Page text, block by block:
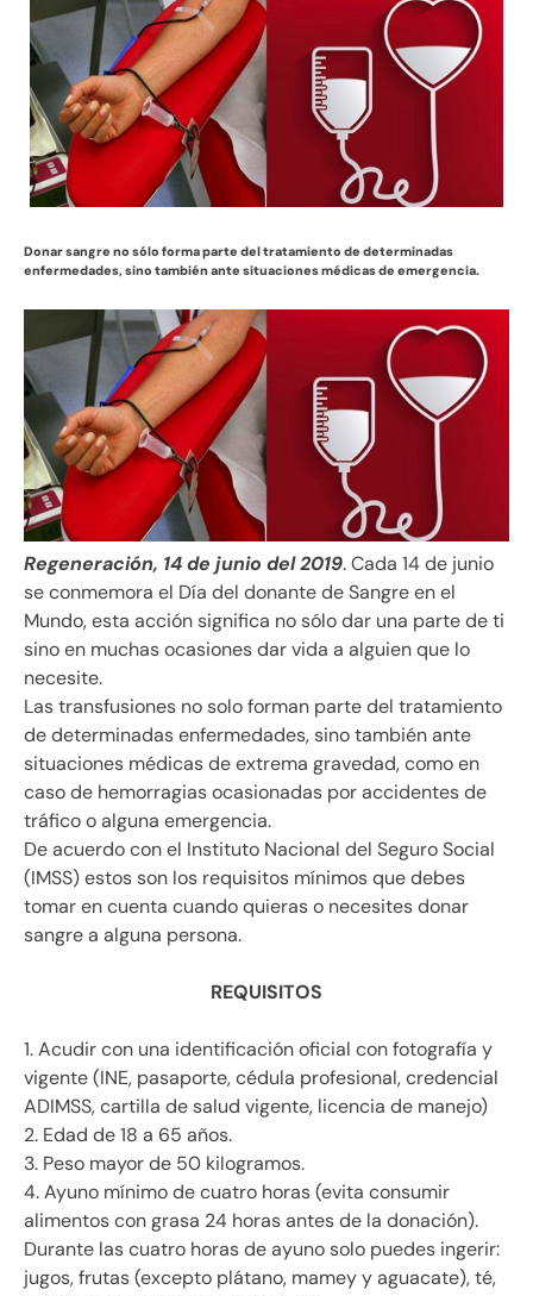
Donar sangre no sólo forma parte del tratamiento de determinadas
enfermedades, sino también ante situaciones médicas de emergencia.
Regeneración, 14 de junio del 2019. Cada 14 de junio
se conmemora el Día del donante de Sangre en el
Mundo, esta acción significa no sólo dar una parte de ti
sino en muchas ocasiones dar vida a alguien que lo
necesite.
Las transfusiones no solo forman parte del tratamiento
de determinadas enfermedades, sino también ante
situaciones médicas de extrema gravedad, como en
caso de hemorragias ocasionadas por accidentes de
tráfico o alguna emergencia.
De acuerdo con el Instituto Nacional del Seguro Social
(IMSS) estos son los requisitos mínimos que debes
tomar en cuenta cuando quieras o necesites donar
sangre a alguna persona.
REQUISITOS
1. Acudir con una identificación oficial con fotografía y
vigente (INE, pasaporte, cédula profesional, credencial
ADIMSS, cartilla de salud vigente, licencia de manejo)
2. Edad de 18 a 65 años.
3. Peso mayor de 50 kilogramos.
4. Ayuno mínimo de cuatro horas (evita consumir
alimentos con grasa 24 horas antes de la donación).
Durante las cuatro horas de ayuno solo puedes ingerir:
jugos, frutas (excepto plátano, mamey y aguacate), té,